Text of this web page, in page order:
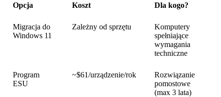
Opcja Koszt Dla kogo?
Migracja do
Windows 11
Zależny od sprzętu
Komputery
spełniające
wymagania
techniczne
Program
ESU
~$61/urządzenie/rok
Rozwiązanie
pomostowe
(max 3 lata)